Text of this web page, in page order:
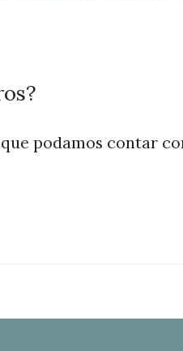
podamos contar